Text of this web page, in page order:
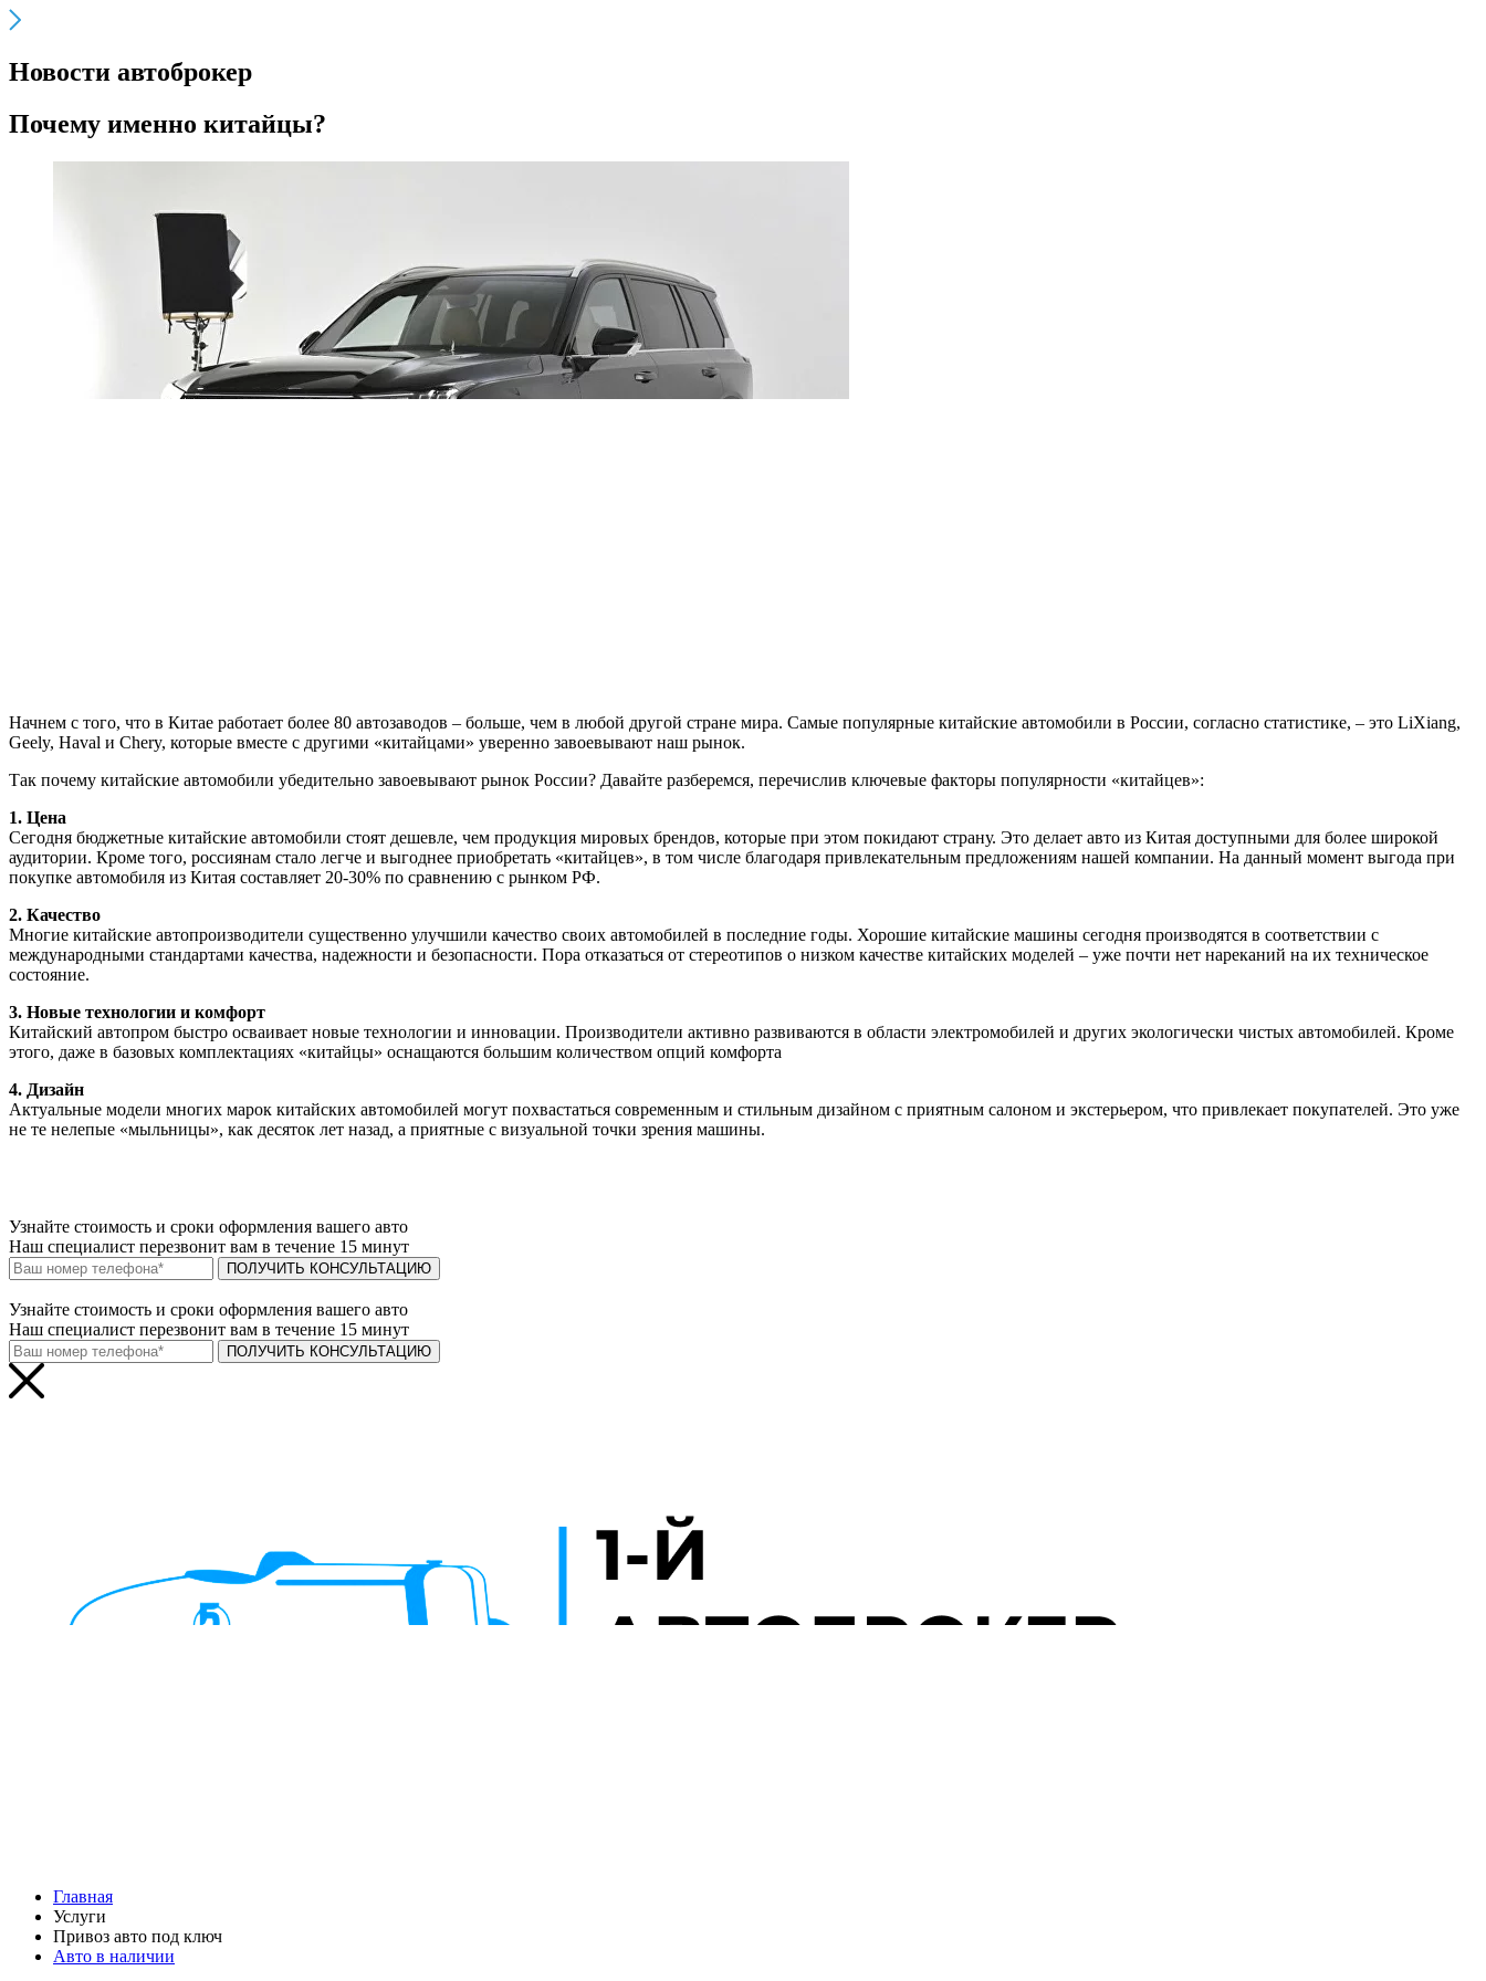
Новости автоброкер
Почему именно китайцы?
Начнем с того, что в Китае работает более 80 автозаводов – больше, чем в любой другой стране мира. Самые популярные китайские автомобили в России, согласно статистике, – это LiXiang,
Geely, Haval и Chery, которые вместе с другими «китайцами» уверенно завоевывают наш рынок.
Так почему китайские автомобили убедительно завоевывают рынок России? Давайте разберемся, перечислив ключевые факторы популярности «китайцев»:
1. Цена
Сегодня бюджетные китайские автомобили стоят дешевле, чем продукция мировых брендов, которые при этом покидают страну. Это делает авто из Китая доступными для более широкой
аудитории. Кроме того, россиянам стало легче и выгоднее приобретать «китайцев», в том числе благодаря привлекательным предложениям нашей компании. На данный момент выгода при
покупке автомобиля из Китая составляет 20-30% по сравнению с рынком РФ.
2. Качество
Многие китайские автопроизводители существенно улучшили качество своих автомобилей в последние годы. Хорошие китайские машины сегодня производятся в соответствии с
международными стандартами качества, надежности и безопасности. Пора отказаться от стереотипов о низком качестве китайских моделей – уже почти нет нареканий на их техническое
состояние.
3. Новые технологии и комфорт
Китайский автопром быстро осваивает новые технологии и инновации. Производители активно развиваются в области электромобилей и других экологически чистых автомобилей. Кроме
этого, даже в базовых комплектациях «китайцы» оснащаются большим количеством опций комфорта
4. Дизайн
Актуальные модели многих марок китайских автомобилей могут похвастаться современным и стильным дизайном с приятным салоном и экстерьером, что привлекает покупателей. Это уже
не те нелепые «мыльницы», как десяток лет назад, а приятные с визуальной точки зрения машины.
Узнайте стоимость и сроки оформления вашего авто
Наш специалист перезвонит вам в течение 15 минут
ПОЛУЧИТЬ КОНСУЛЬТАЦИЮ
Узнайте стоимость и сроки оформления вашего авто
Наш специалист перезвонит вам в течение 15 минут
ПОЛУЧИТЬ КОНСУЛЬТАЦИЮ
Главная
Услуги
Привоз авто под ключ
Авто в наличии